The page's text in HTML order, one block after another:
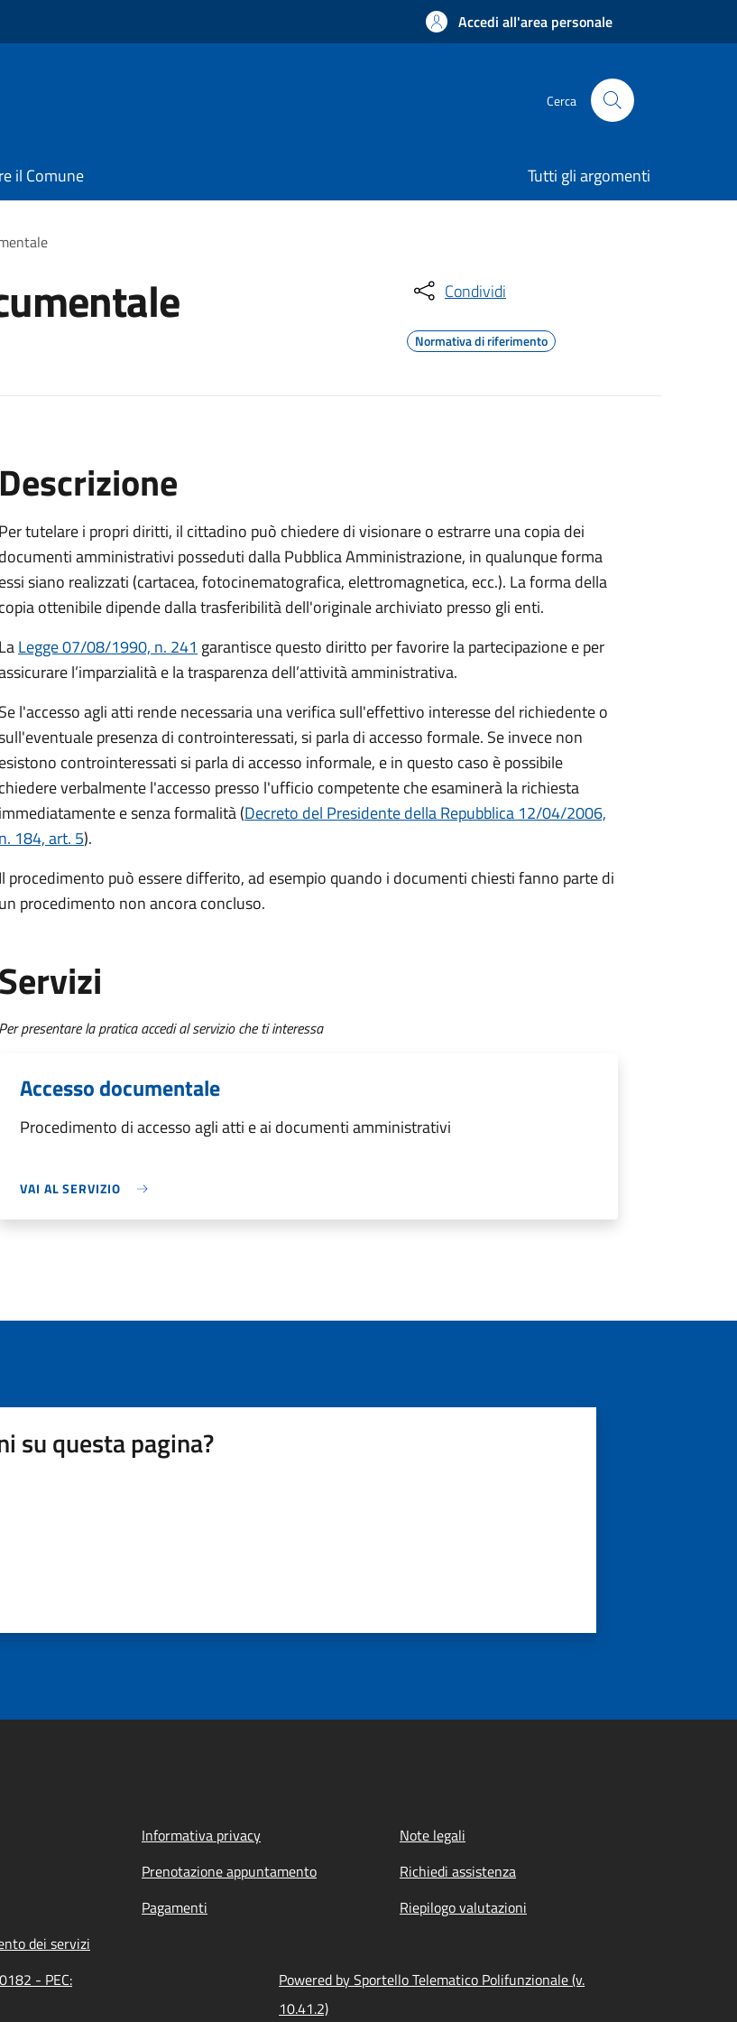
Accedi all'area personale
Cerca
il Comune Tutti gli argomenti
Condividi
Normativa di riferimento
Descrizione
Per tutelare i propri diritti, il cittadino può chiedere di visionare o estrarre una copia dei
documenti amministrativi posseduti dalla Pubblica Amministrazione, in qualunque forma
essi siano realizzati (cartacea, fotocinematografica, elettromagnetica, ecc.). La forma della
copia ottenibile dipende dalla trasferibilità dell'originale archiviato presso gli enti.
LaLegge 07/08/1990, n. 241 garantisce questo diritto per favorire la partecipazione e per
l’imparzialità e la trasparenza dell’attività amministrativa.
Se l'accesso agli atti rende necessaria una verifica sull'effettivo interesse del richiedente o
presenza di controinteressati, si parla di accesso formale. Se invece non
esistono controinteressati si parla di accesso informale, e in questo caso è possibile
chiedere verbalmente l'accesso presso l'ufficio competente che esaminerà la richiesta
immediatamente e senza formalità (Decreto del Presidente della Repubblica 12/04/2006,
n. 184, art. 5).
Il procedimento può essere differito, ad esempio quando i documenti chiesti fanno parte di
un procedimento non ancora concluso.
Servizi
Per presentare la pratica accedi al servizio che ti interessa
Accesso documentale
Procedimento di accesso agli atti e ai documenti amministrativi
VAI AL SERVIZIO
su questa pagina?
Informativa privacy
Note legali
Prenotazione appuntamento
Richiedi assistenza
Pagamenti
Riepilogo valutazioni
dei servizi
- PEC:
Powered by Sportello Telematico Polifunzionale (v.
10.41.2)